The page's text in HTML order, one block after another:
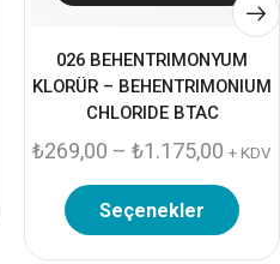
026 BEHENTRIMONYUM
KLORÜR – BEHENTRIMONIUM
CHLORIDE BTAC
₺269,00 – ₺1.175,00 + KDV
Seçenekler